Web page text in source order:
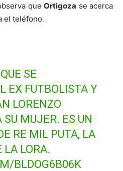
queOrtigoza se acerca
el teléfono.
SE
EX FUTBOLISTA Y
LORENZO
MUJER. ES UN
RE MIL PUTA, LA
LA LORA.
BLDOG6B06K